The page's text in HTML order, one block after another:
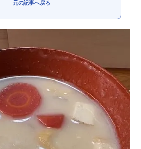
元の記事へ戻る